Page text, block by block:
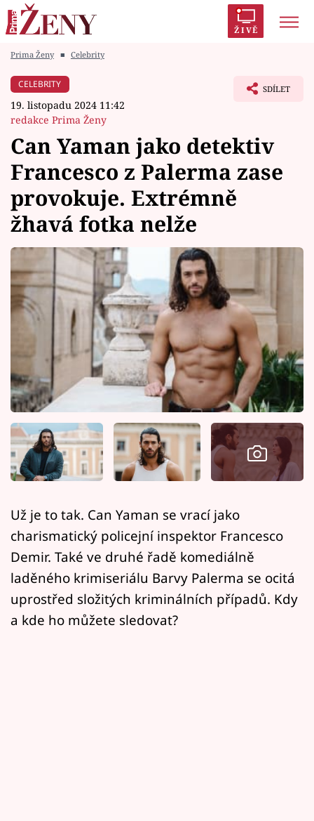
ŽIVĚ
Módní alarm
Témata
Celebrity
Vztahy
Seriály
Horoskopy
Sledujte prima+
Filmový festival Karlovy Vary
Pořady
Mámy sobě
Sledujte nás
Prima Ženy ■ Celebrity
CELEBRITY
19. listopadu 2024 11:42
redakce Prima Ženy
SDÍLET
Can Yaman jako detektiv
Francesco z Palerma zase
provokuje. Extrémně
žhavá fotka nelže
Už je to tak. Can Yaman se vrací jako
charismatický policejní inspektor Francesco
Demir. Také ve druhé řadě komediálně
laděného krimiseriálu Barvy Palerma se ocitá
uprostřed složitých kriminálních případů. Kdy
a kde ho můžete sledovat?